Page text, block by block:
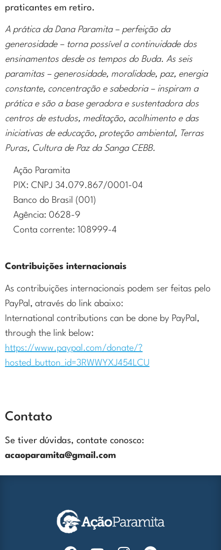
praticantes em retiro.
A prática da Dana Paramita – perfeição da
generosidade – torna possível a continuidade dos
ensinamentos desde os tempos do Buda. As seis
paramitas – generosidade, moralidade, paz, energia
constante, concentração e sabedoria – inspiram a
prática e são a base geradora e sustentadora dos
centros de estudos, meditação, acolhimento e das
iniciativas de educação, proteção ambiental, Terras
Puras, Cultura de Paz da Sanga CEBB.
Ação Paramita
PIX: CNPJ 34.079.867/0001-04
Banco do Brasil (001)
Agência: 0628-9
Conta corrente: 108999-4
Contribuições internacionais
As contribuições internacionais podem ser feitas pelo
PayPal, através do link abaixo:
International contributions can be done by PayPal,
through the link below:
https://www.paypal.com/donate/?
hosted_button_id=3RWWYXJ454LCU
Contato
Se tiver dúvidas, contate conosco:
acaoparamita@gmail.com